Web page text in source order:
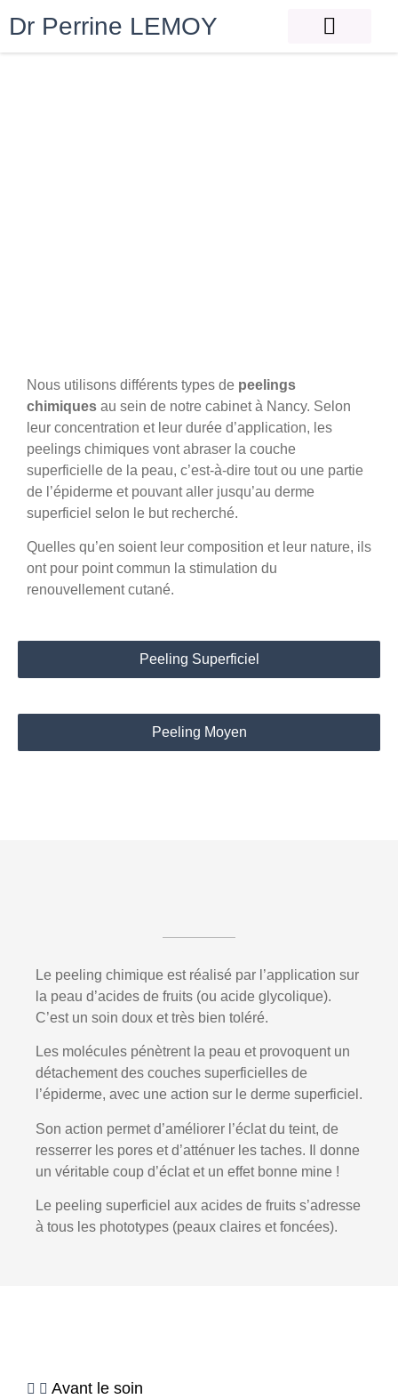
Dr Perrine LEMOY
Nous utilisons différents types de peelings
chimiques au sein de notre cabinet à Nancy. Selon
leur concentration et leur durée d’application, les
peelings chimiques vont abraser la couche
superficielle de la peau, c’est-à-dire tout ou une partie
de l’épiderme et pouvant aller jusqu’au derme
superficiel selon le but recherché.
Quelles qu’en soient leur composition et leur nature, ils
ont pour point commun la stimulation du
renouvellement cutané.
Peeling Superficiel
Peeling Moyen
Le peeling chimique est réalisé par l’application sur
la peau d’acides de fruits (ou acide glycolique).
C’est un soin doux et très bien toléré.
Les molécules pénètrent la peau et provoquent un
détachement des couches superficielles de
l’épiderme, avec une action sur le derme superficiel.
Son action permet d’améliorer l’éclat du teint, de
resserrer les pores et d’atténuer les taches. Il donne
un véritable coup d’éclat et un effet bonne mine !
Le peeling superficiel aux acides de fruits s’adresse
à tous les phototypes (peaux claires et foncées).
Avant le soin